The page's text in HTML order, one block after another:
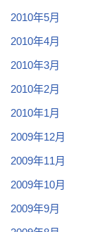
2010年5月
2010年4月
2010年3月
2010年2月
2010年1月
2009年12月
2009年11月
2009年10月
2009年9月